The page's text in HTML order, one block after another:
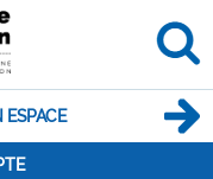
ESPACE